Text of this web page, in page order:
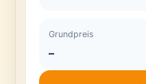
Grundpreis
–